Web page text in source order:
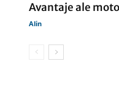
Avantaje ale
Alin